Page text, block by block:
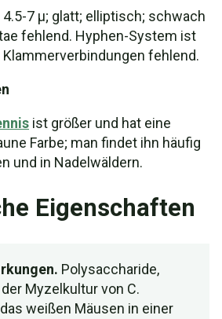
4.5-7 µ; glatt; elliptisch; schwach
fehlend. Hyphen-System ist
fehlend.
ist größer und hat eine
Farbe; man findet ihn häufig
und in Nadelwäldern.
Eigenschaften
Polysaccharide,
Myzelkultur von C.
weißen Mäusen in einer